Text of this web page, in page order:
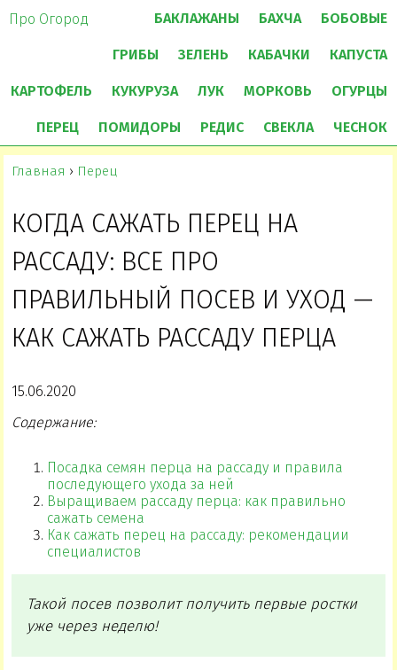
Про Огород БАКЛАЖАНЫ БАХЧА БОБОВЫЕ
ГРИБЫ ЗЕЛЕНЬ КАБАЧКИ КАПУСТА
КАРТОФЕЛЬ КУКУРУЗА ЛУК МОРКОВЬ ОГУРЦЫ
ПЕРЕЦ ПОМИДОРЫ РЕДИС СВЕКЛА ЧЕСНОК
Главная › Перец
КОГДА САЖАТЬ ПЕРЕЦ НА
РАССАДУ: ВСЕ ПРО
ПРАВИЛЬНЫЙ ПОСЕВ И УХОД —
КАК САЖАТЬ РАССАДУ ПЕРЦА
15.06.2020
Содержание:
Посадка семян перца на рассаду и правила
последующего ухода за ней
Выращиваем рассаду перца: как правильно
сажать семена
Как сажать перец на рассаду: рекомендации
специалистов
Такой посев позволит получить первые ростки
уже через неделю!